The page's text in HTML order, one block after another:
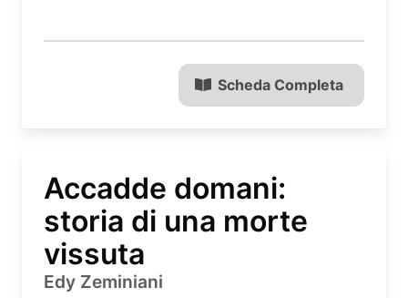
Scheda Completa
Accadde domani:
storia di una morte
vissuta
Edy Zeminiani